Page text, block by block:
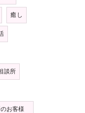
癒し
談所
お客様